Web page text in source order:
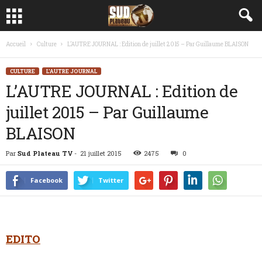
Accueil Culture L’AUTRE JOURNAL : Edition de juillet 2015 – Par Guillaume BLAISON
CULTURE L'AUTRE JOURNAL
L’AUTRE JOURNAL : Edition de
juillet 2015 – Par Guillaume
BLAISON
Par Sud Plateau TV - 21 juillet 2015 2475 0
Facebook Twitter
EDITO